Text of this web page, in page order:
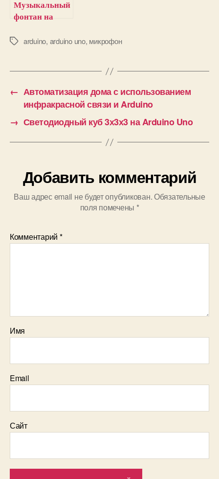
Музыкальный
фонтан на
акустическом
М
к
arduino, arduino uno, микрофон
← Автоматизация дома с использованием
инфракрасной связи и Arduino
→ Светодиодный куб 3х3х3 на Arduino Uno
Добавить комментарий
Ваш адрес email не будет опубликован.Обязательные
поля помечены *
Комментарий *
Имя
Email
Сайт